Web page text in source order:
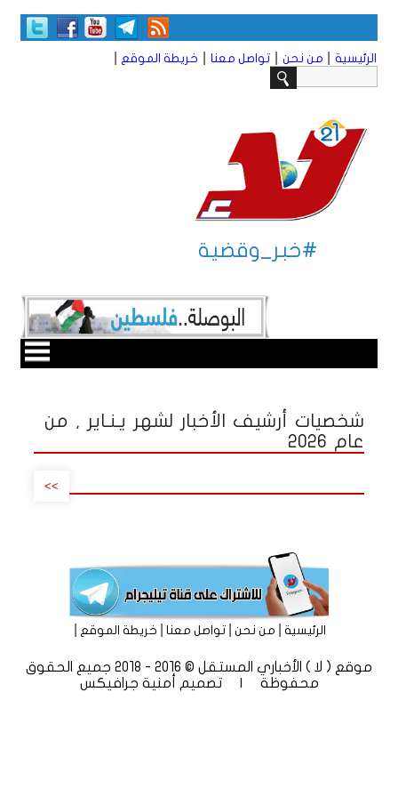
الرئيسية من نحن تواصل معنا خريطة الموقع
#خبر_وقضية
شخصيات أرشيف الأخبار لشهر يـنـاير , من
عام 2026
>>
الرئيسية|من نحن|تواصل معنا|خريطة الموقع
موقع ( لا ) الأخباري المستقل © 2016 - 2018 جميع الحقوق
محفوظة | تصميم
أمنية جرافيكس